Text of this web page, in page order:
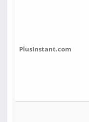
PlusInstant.com